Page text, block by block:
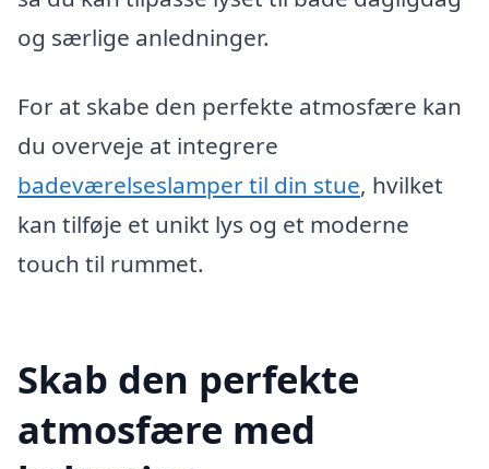
og særlige anledninger.
For at skabe den perfekte atmosfære kan
du overveje at integrere
badeværelseslamper til din stue, hvilket
kan tilføje et unikt lys og et moderne
touch til rummet.
Skab den perfekte
atmosfære med